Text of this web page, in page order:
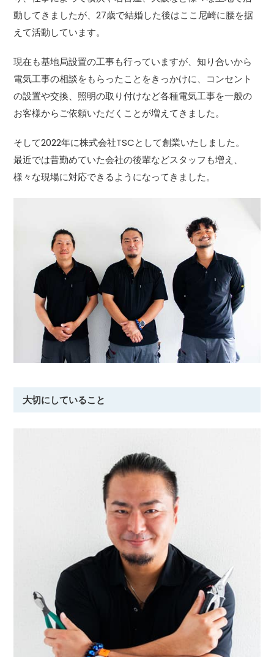
動してきましたが、27歳で結婚した後はここ尼崎に腰を据
えて活動しています。
現在も基地局設置の工事も行っていますが、知り合いから
電気工事の相談をもらったことをきっかけに、コンセント
の設置や交換、照明の取り付けなど各種電気工事を一般の
お客様からご依頼いただくことが増えてきました。
そして2022年に株式会社TSCとして創業いたしました。
最近では昔勤めていた会社の後輩などスタッフも増え、
様々な現場に対応できるようになってきました。
大切にしていること